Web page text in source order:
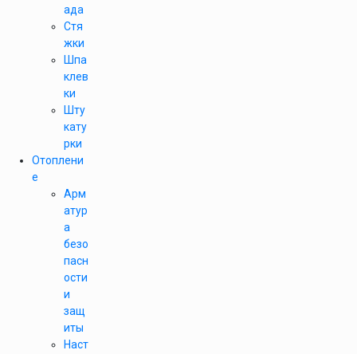
ада
Стя
жки
Шпа
клев
ки
Шту
кату
рки
Отоплени
е
Арм
атур
а
безо
пасн
ости
и
защ
иты
Наст